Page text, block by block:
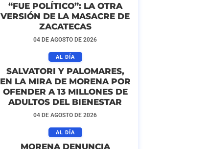
“FUE POLÍTICO”: LA OTRA
VERSIÓN DE LA MASACRE DE
ZACATECAS
04 DE AGOSTO DE 2026
AL DÍA
SALVATORI Y PALOMARES,
EN LA MIRA DE MORENA POR
OFENDER A 13 MILLONES DE
ADULTOS DEL BIENESTAR
04 DE AGOSTO DE 2026
AL DÍA
MORENA DENUNCIA